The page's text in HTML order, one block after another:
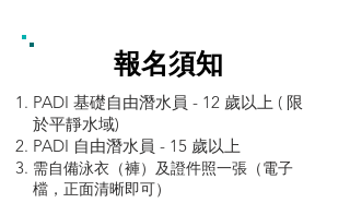
報名須知
PADI 基礎自由潛水員 - 12 歲以上 ( 限
於平靜水域)
PADI 自由潛水員 - 15 歲以上
需自備泳衣（褲）及證件照一張（電子
檔，正面清晰即可）